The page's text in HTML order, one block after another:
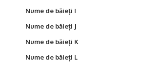
Nume de băieți I
Nume de băieți J
Nume de băieți K
Nume de băieți L